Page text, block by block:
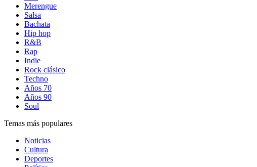
Merengue
Salsa
Bachata
Hip hop
R&B
Rap
Indie
Rock clásico
Techno
Años 70
Años 90
Soul
Temas más populares
Noticias
Cultura
Deportes